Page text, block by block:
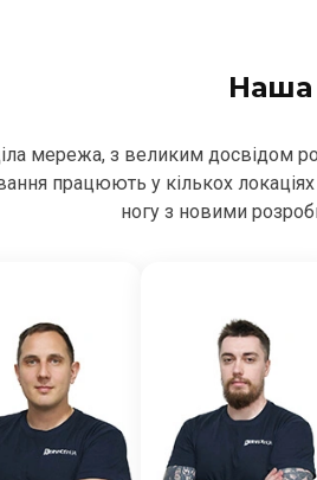
Наша
мережа, з великим досвідом
працюють у кількох
ногу з новими